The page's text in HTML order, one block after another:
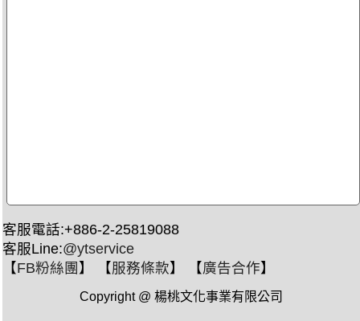
客服電話:+886-2-25819088
客服Line:@ytservice
【FB粉絲團 】 【服務條款】 【廣告合作】
Copyright @ 楊桃文化事業有限公司